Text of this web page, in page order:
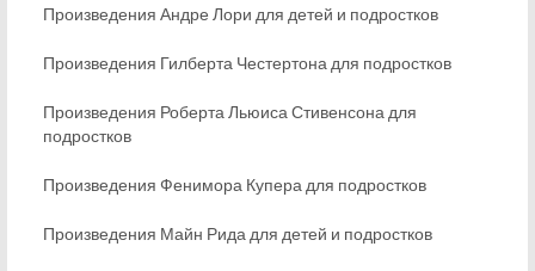
Произведения Андре Лори для детей и подростков
Произведения Гилберта Честертона для подростков
Произведения Роберта Льюиса Стивенсона для
подростков
Произведения Фенимора Купера для подростков
Произведения Майн Рида для детей и подростков